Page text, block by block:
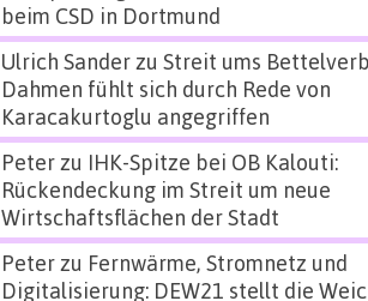
beim CSD in Dortmund
Ulrich Sanderzu Streit ums
Dahmen fühlt sich durch Rede von
Karacakurtoglu angegriffen
Peterzu IHK-Spitze bei OB Kalouti:
Rückendeckung im Streit um neue
Wirtschaftsflächen der Stadt
Peterzu Fernwärme, Stromnetz und
Digitalisierung: DEW21 stellt die